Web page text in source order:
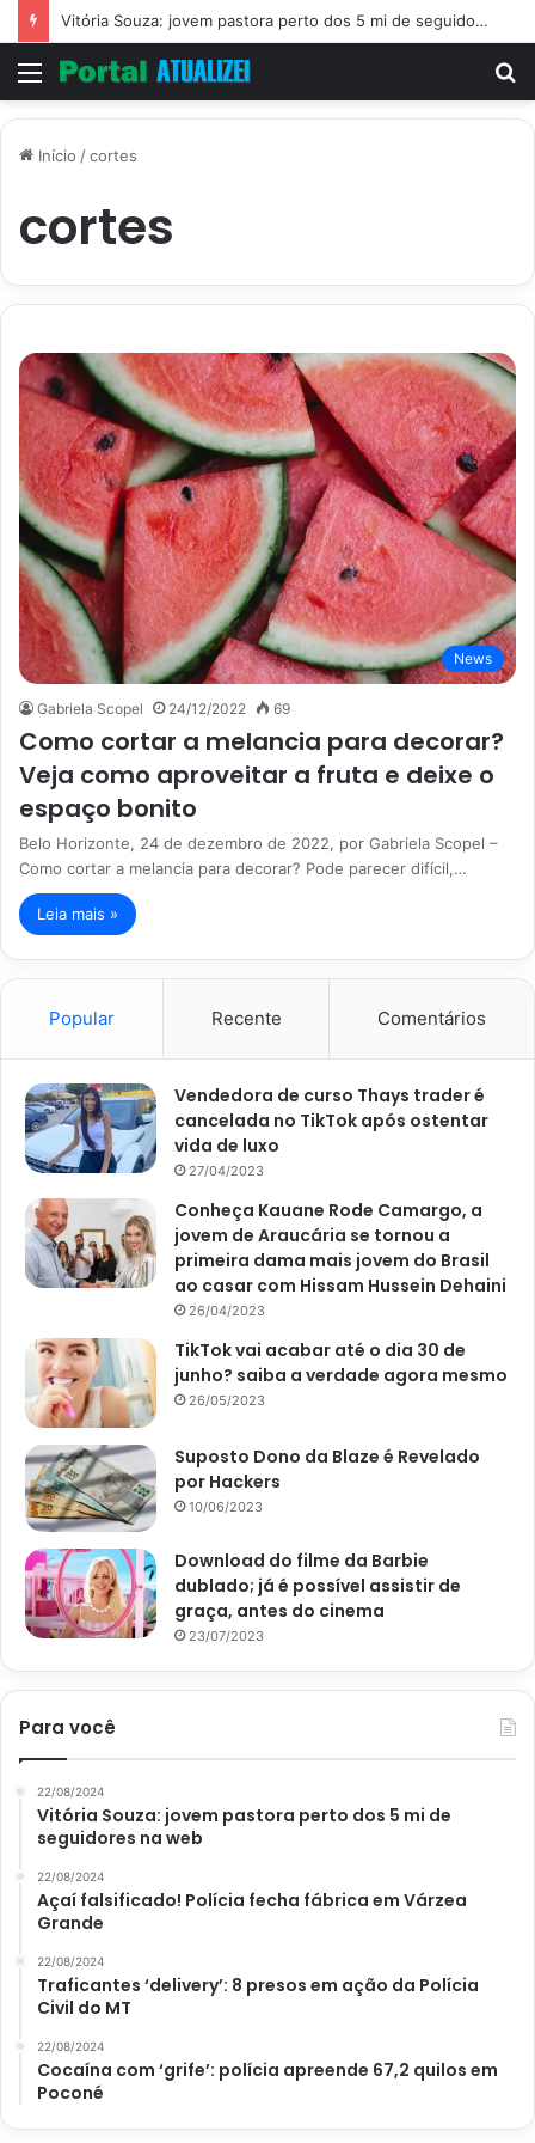
Vitória Souza: jovem pastora perto dos 5 mi de seguidores na web
Menu
Início /cortes
cortes
News
Gabriela Scopel 24/12/2022 69
Como cortar a melancia para decorar?
Veja como aproveitar a fruta e deixe o
espaço bonito
Belo Horizonte, 24 de dezembro de 2022, por Gabriela Scopel –
Como cortar a melancia para decorar? Pode parecer difícil,…
Leia mais »
Popular Recente Comentários
Vendedora de curso Thays trader é
cancelada no TikTok após ostentar
vida de luxo
27/04/2023
Conheça Kauane Rode Camargo, a
jovem de Araucária se tornou a
primeira dama mais jovem do Brasil
ao casar com Hissam Hussein Dehaini
26/04/2023
TikTok vai acabar até o dia 30 de
junho? saiba a verdade agora mesmo
26/05/2023
Suposto Dono da Blaze é Revelado
por Hackers
10/06/2023
Download do filme da Barbie
dublado; já é possível assistir de
graça, antes do cinema
23/07/2023
Para você
22/08/2024
Vitória Souza: jovem pastora perto dos 5 mi de
seguidores na web
22/08/2024
Açaí falsificado! Polícia fecha fábrica em Várzea
Grande
22/08/2024
Traficantes ‘delivery’: 8 presos em ação da Polícia
Civil do MT
22/08/2024
Cocaína com ‘grife’: polícia apreende 67,2 quilos em
Poconé